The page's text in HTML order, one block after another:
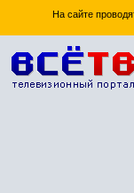
На сайте